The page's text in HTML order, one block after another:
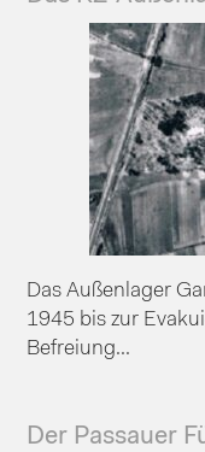
Das Außenlager
1945 bis zur
Befreiung...
Der Passauer